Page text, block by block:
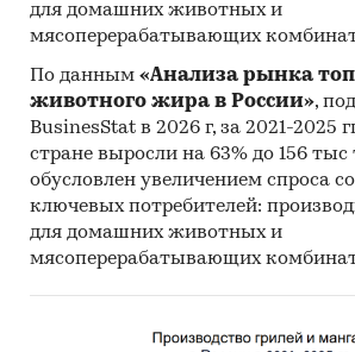
для домашних животных и
мясоперерабатывающих
По данным «Анализа рынка
животного жира в России»,
BusinesStat в 2026 г, за 2021-2025
стране выросли на 63% до 156 тыс
обусловлен увеличением спроса
ключевых потребителей:
для домашних животных и
мясоперерабатывающих